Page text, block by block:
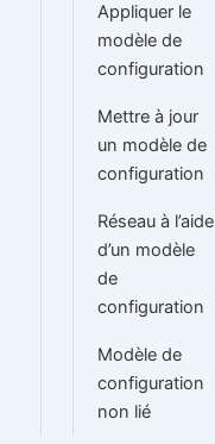
Appliquer le
modèle de
configuration
Mettre à jour
un modèle de
configuration
Réseau à l’aide
d’un modèle
de
configuration
Modèle de
configuration
non lié